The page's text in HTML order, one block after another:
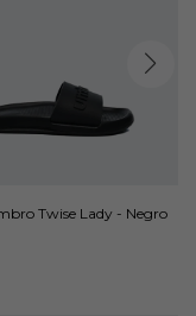
Twise Lady - Negro